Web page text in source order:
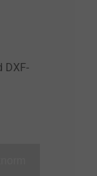
DXF-